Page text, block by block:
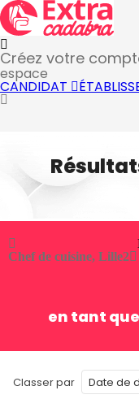
Créez votre
espace
CANDIDAT
Chef de cuisine, Lille2
en tant que
Classer par